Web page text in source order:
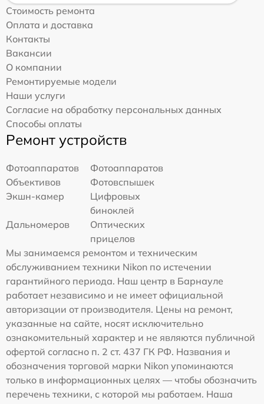
Стоимость ремонта
Оплата и доставка
Контакты
Вакансии
О компании
Ремонтируемые модели
Наши услуги
Согласие на обработку персональных данных
Способы оплаты
Ремонт устройств
Фотоаппаратов
Фотоаппаратов
Объективов
Фотовспышек
Экшн-камер
Цифровых
биноклей
Дальномеров
Оптических
прицелов
Мы занимаемся ремонтом и техническим
обслуживанием техники Nikon по истечении
гарантийного периода. Наш центр в Барнауле
работает независимо и не имеет официальной
авторизации от производителя. Цены на ремонт,
указанные на сайте, носят исключительно
ознакомительный характер и не являются публичной
офертой согласно п. 2 ст. 437 ГК РФ. Названия и
обозначения торговой марки Nikon упоминаются
только в информационных целях — чтобы обозначить
перечень техники, с которой мы работаем. Наша